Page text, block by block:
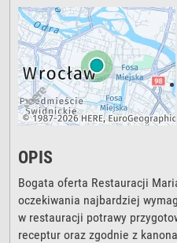
OPIS
Bogata oferta Restauracji
oczekiwania najbardziej
w restauracji potrawy
receptur oraz zgodnie z